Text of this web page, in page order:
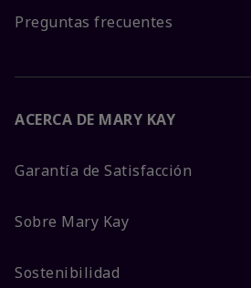
Preguntas frecuentes
ACERCA DE MARY KAY
Garantía de Satisfacción
Sobre Mary Kay
Sostenibilidad